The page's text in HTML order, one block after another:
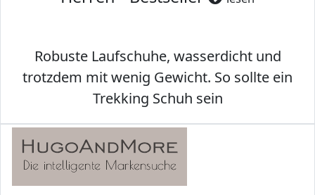
Robuste Laufschuhe, wasserdicht und
trotzdem mit wenig Gewicht. So sollte ein
Trekking Schuh sein